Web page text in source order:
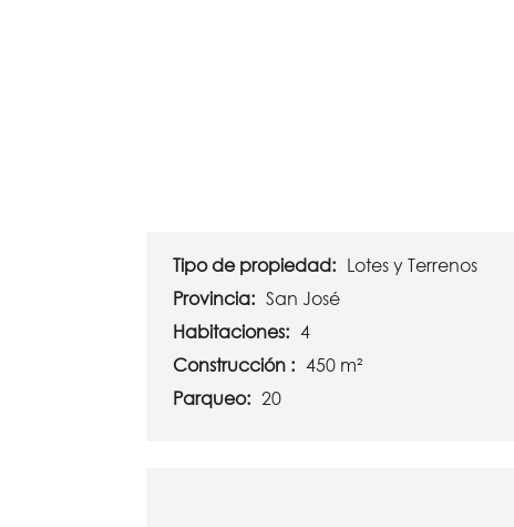
Tipo de propiedad: Lotes y Terrenos
Provincia: San José
Habitaciones: 4
Construcción : 450 m²
Parqueo: 20